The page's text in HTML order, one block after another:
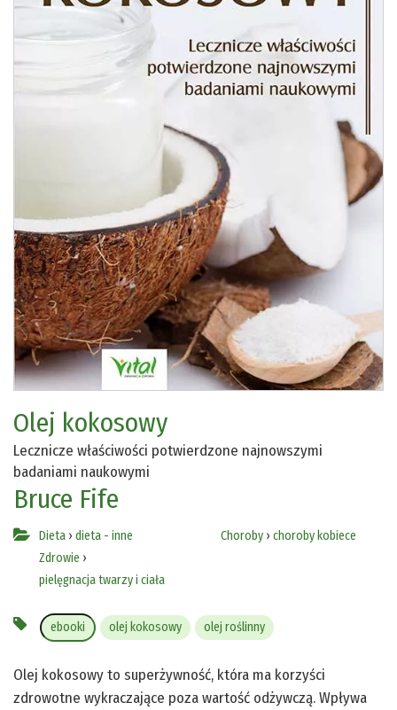
Olej kokosowy
Lecznicze właściwości potwierdzone najnowszymi
badaniami naukowymi
Bruce Fife
Dieta › dieta - inne
Zdrowie ›
pielęgnacja twarzy i ciała
Choroby› choroby kobiece
ebooki olej kokosowy olej roślinny
Olej kokosowy to superżywność, która ma korzyści
zdrowotne wykraczające poza wartość odżywczą. Wpływa